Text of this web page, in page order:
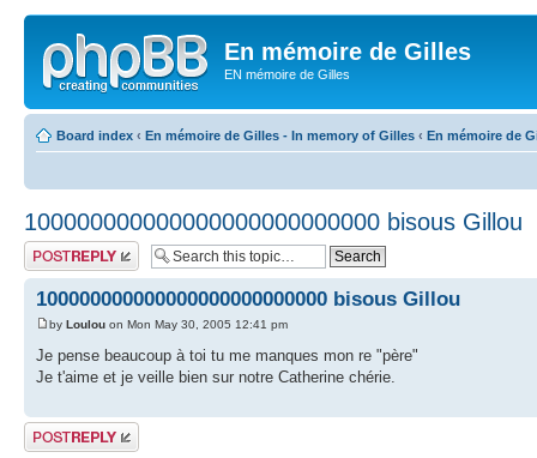
En mémoire de Gilles
EN mémoire de Gilles
Board index ‹ En mémoire de Gilles - In memory of Gilles ‹ En mémoire de
100000000000000000000000000 bisous Gillou
Post a reply
100000000000000000000000000 bisous Gillou
by Loulou on Mon May 30, 2005 12:41 pm
Je pense beaucoup à toi tu me manques mon re "père"
Je t'aime et je veille bien sur notre Catherine chérie.
Post a reply